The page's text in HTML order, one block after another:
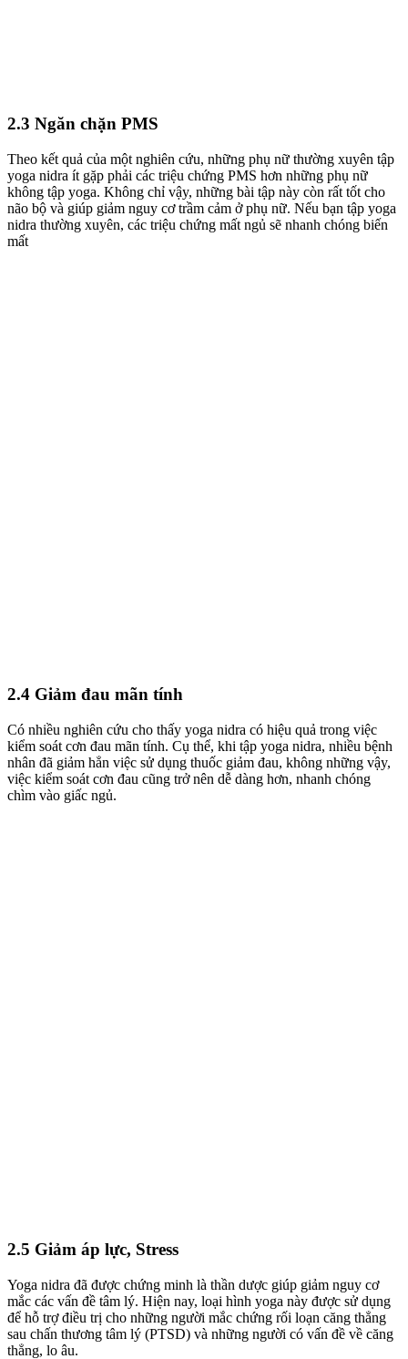
2.3 Ngăn chặn PMS
Theo kết quả của một nghiên cứu, những phụ nữ thường xuyên tập
yoga nidra ít gặp phải các triệu chứng PMS hơn những phụ nữ
không tập yoga. Không chỉ vậy, những bài tập này còn rất tốt cho
não bộ và giúp giảm nguy cơ trầm cảm ở phụ nữ. Nếu bạn tập yoga
nidra thường xuyên, các triệu chứng mất ngủ sẽ nhanh chóng biến
mất
2.4 Giảm đau mãn tính
Có nhiều nghiên cứu cho thấy yoga nidra có hiệu quả trong việc
kiểm soát cơn đau mãn tính. Cụ thể, khi tập yoga nidra, nhiều bệnh
nhân đã giảm hẳn việc sử dụng thuốc giảm đau, không những vậy,
việc kiểm soát cơn đau cũng trở nên dễ dàng hơn, nhanh chóng
chìm vào giấc ngủ.
2.5 Giảm áp lực, Stress
Yoga nidra đã được chứng minh là thần dược giúp giảm nguy cơ
mắc các vấn đề tâm lý. Hiện nay, loại hình yoga này được sử dụng
để hỗ trợ điều trị cho những người mắc chứng rối loạn căng thẳng
sau chấn thương tâm lý (PTSD) và những người có vấn đề về căng
thẳng, lo âu.